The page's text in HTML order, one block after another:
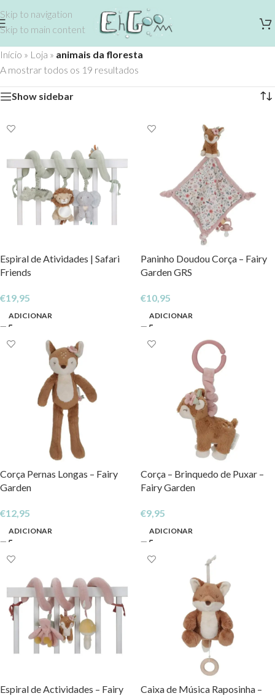
Skip to navigation
Skip to main content
Início » Loja » animais da floresta
A mostrar todos os 19 resultados
Show sidebar
Espiral de Atividades | Safari
Friends
€19,95
ADICIONAR
Paninho Doudou Corça – Fairy
Garden GRS
€10,95
ADICIONAR
Corça Pernas Longas – Fairy
Garden
€12,95
ADICIONAR
Corça – Brinquedo de Puxar –
Fairy Garden
€9,95
ADICIONAR
Espiral de Actividades – Fairy
Caixa de Música Raposinha –